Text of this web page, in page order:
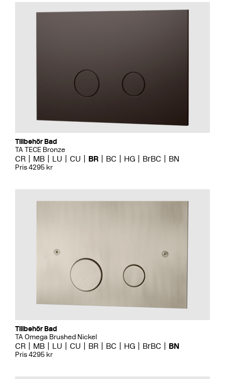
Tillbehör Bad
TA TECE Bronze
CR MB LU CU BR BC HG BrBC BN
Pris 4295 kr
Tillbehör Bad
TA Omega Brushed Nickel
CR MB LU CU BR BC HG BrBC BN
Pris 4295 kr